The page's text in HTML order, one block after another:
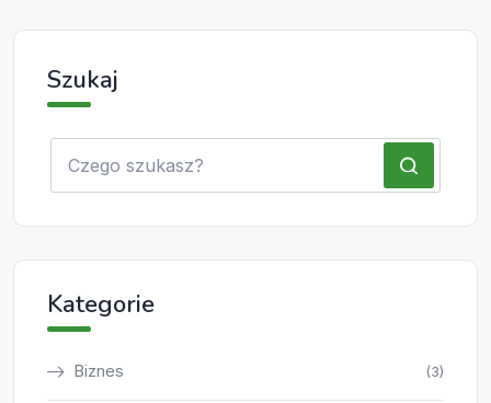
Szukaj
Kategorie
Biznes (3)